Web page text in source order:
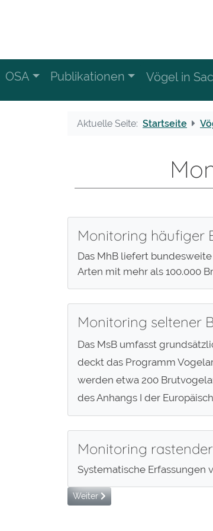
OSA Publikationen Vögel in
Aktuelle Seite: Startseite
Monitoring häufiger
Das MhB liefert
Arten mit mehr als 100.000
Monitoring seltener
Das MsB umfasst
deckt das Programm
werden etwa 200
des Anhangs I der
Monitoring
Systematische Erfassungen
Nächster Beitrag: Vogelmonitoring
Weiter